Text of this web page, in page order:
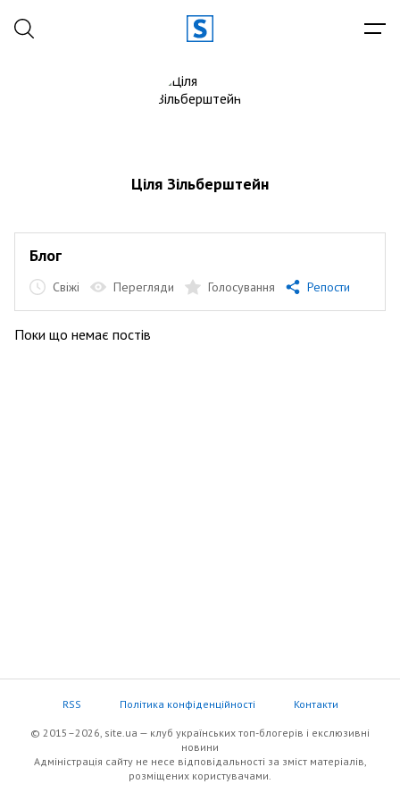
Ціля Зільберштейн
Блог
Свіжі Перегляди Голосування Репости
Поки що немає постів
RSS Політика конфіденційності Контакти
© 2015–2026, site.ua — клуб українських топ-блогерів i екслюзивнi
новини
Адміністрація сайту не несе відповідальності за зміст матеріалів,
розміщених користувачами.